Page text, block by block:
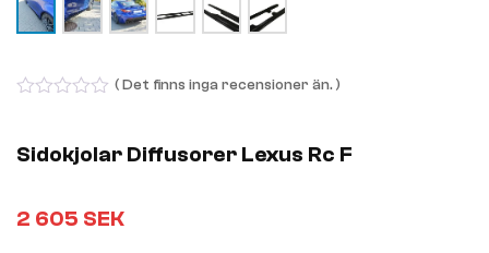
of
5
( Det finns inga recensioner än. )
Sidokjolar Diffusorer Lexus Rc F
2 605 SEK